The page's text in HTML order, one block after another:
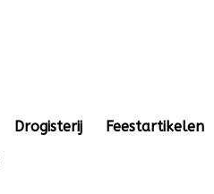
Drogisterij
Feestartikelen